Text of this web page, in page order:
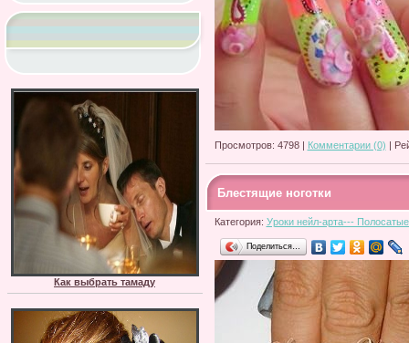
Просмотров: 4798 | Комментарии (0) |
Блестящие ноготки
Категория: Уроки нейл-арта--- Полосатые
Поделиться…
Как выбрать тамаду